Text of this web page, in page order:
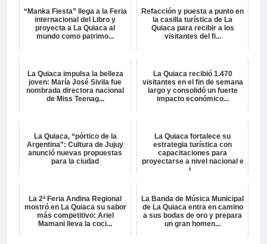
“Manka Fiesta” llega a la Feria
internacional del Libro y
proyecta a La Quiaca al
mundo como patrimo...
Refacción y puesta a punto en
la casilla turística de La
Quiaca para recibir a los
visitantes del fi...
La Quiaca impulsa la belleza
joven: María José Sivila fue
nombrada directora nacional
de Miss Teenag...
La Quiaca recibió 1.470
visitantes en el fin de semana
largo y consolidó un fuerte
impacto económico...
La Quiaca, “pórtico de la
Argentina”: Cultura de Jujuy
anunció nuevas propuestas
para la ciudad
La Quiaca fortalece su
estrategia turística con
capacitaciones para
proyectarse a nivel nacional e
i...
La 2ª Feria Andina Regional
mostró en La Quiaca su sabor
más competitivo: Ariel
Mamani lleva la coci...
La Banda de Música Municipal
de La Quiaca entra en camino
a sus bodas de oro y prepara
un gran homen...